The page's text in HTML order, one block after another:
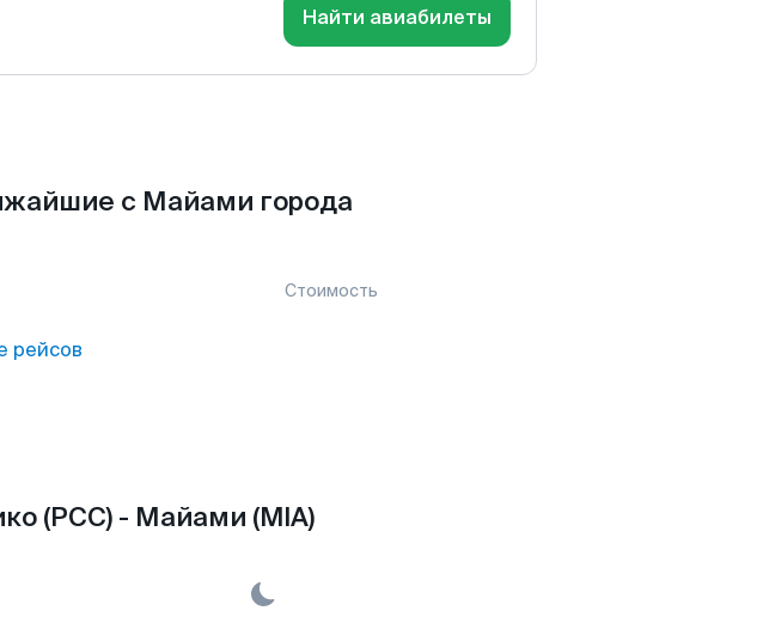
Найти авиабилеты
с Майами города
Стоимость
рейсов
(PCC) - Майами (MIA)